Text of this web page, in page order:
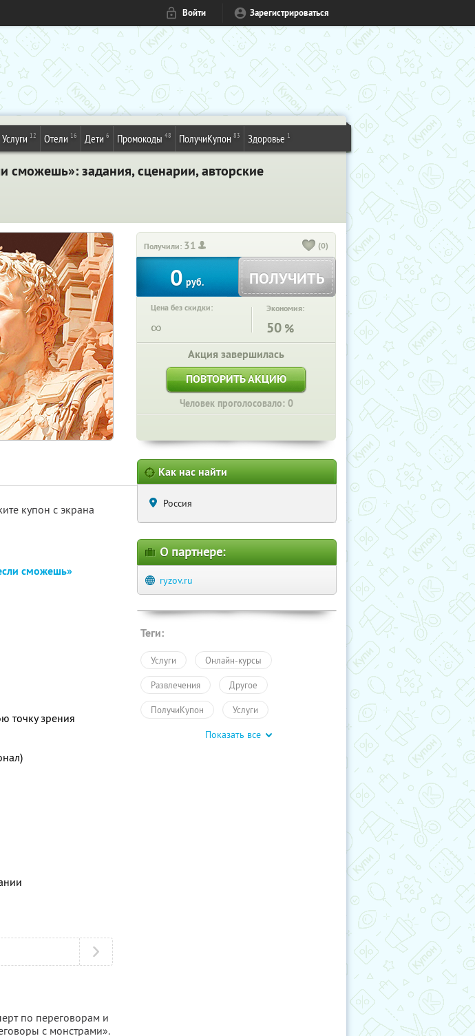
Войти Зарегистрироваться
Услуги 12 Отели 16 Дети 6 Промокоды 48 ПолучиКупон 83 Здоровье 1
сможешь»: задания, сценарии, авторские
Получили: 31 (0)
0 руб. ПОЛУЧИТЬ
Цена без скидки:
∞
Экономия:
50 %
Акция завершилась
ПОВТОРИТЬ АКЦИЮ
Человек проголосовало: 0
купон с экрана
сможешь»
точку зрения
по переговорам и
с монстрами».
Как нас найти
Россия
О партнере:
ryzov.ru
Теги:
Услуги Онлайн-курсы
Развлечения Другое
ПолучиКупон Услуги
Другое
Показать все